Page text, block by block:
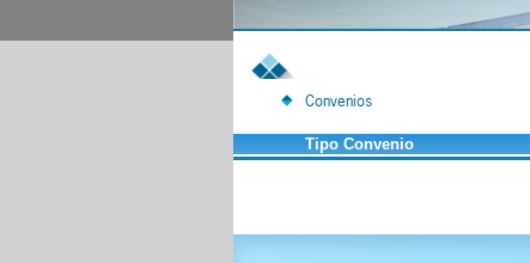
Convenios
Tipo Convenio